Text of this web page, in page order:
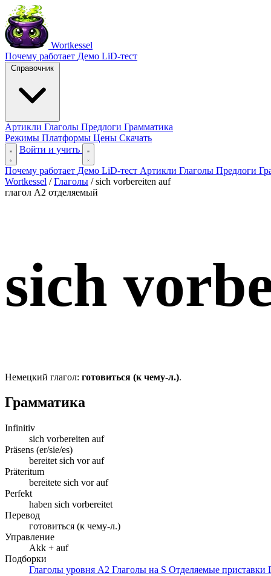
Wortkessel
Почему работает Демо LiD-тест
Справочник
Артикли Глаголы Предлоги Грамматика
Режимы Платформы Цены Скачать
Войти и учить
Почему работает Демо LiD-тест Артикли Глаголы Предлоги
Wortkessel / Глаголы / sich vorbereiten auf
глагол A2 отделяемый
sich
Немецкий глагол: готовиться (к чему-л.).
Грамматика
Infinitiv
sich vorbereiten auf
Präsens (er/sie/es)
bereitet sich vor auf
Präteritum
bereitete sich vor auf
Perfekt
haben sich vorbereitet
Перевод
готовиться (к чему-л.)
Управление
Akk + auf
Подборки
Глаголы уровня A2 Глаголы на S Отделяемые приставки